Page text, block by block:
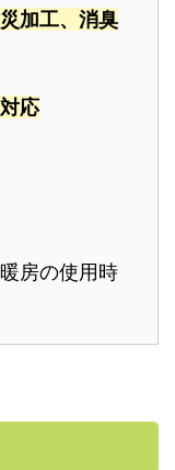
加工、消臭
応
房の使用時